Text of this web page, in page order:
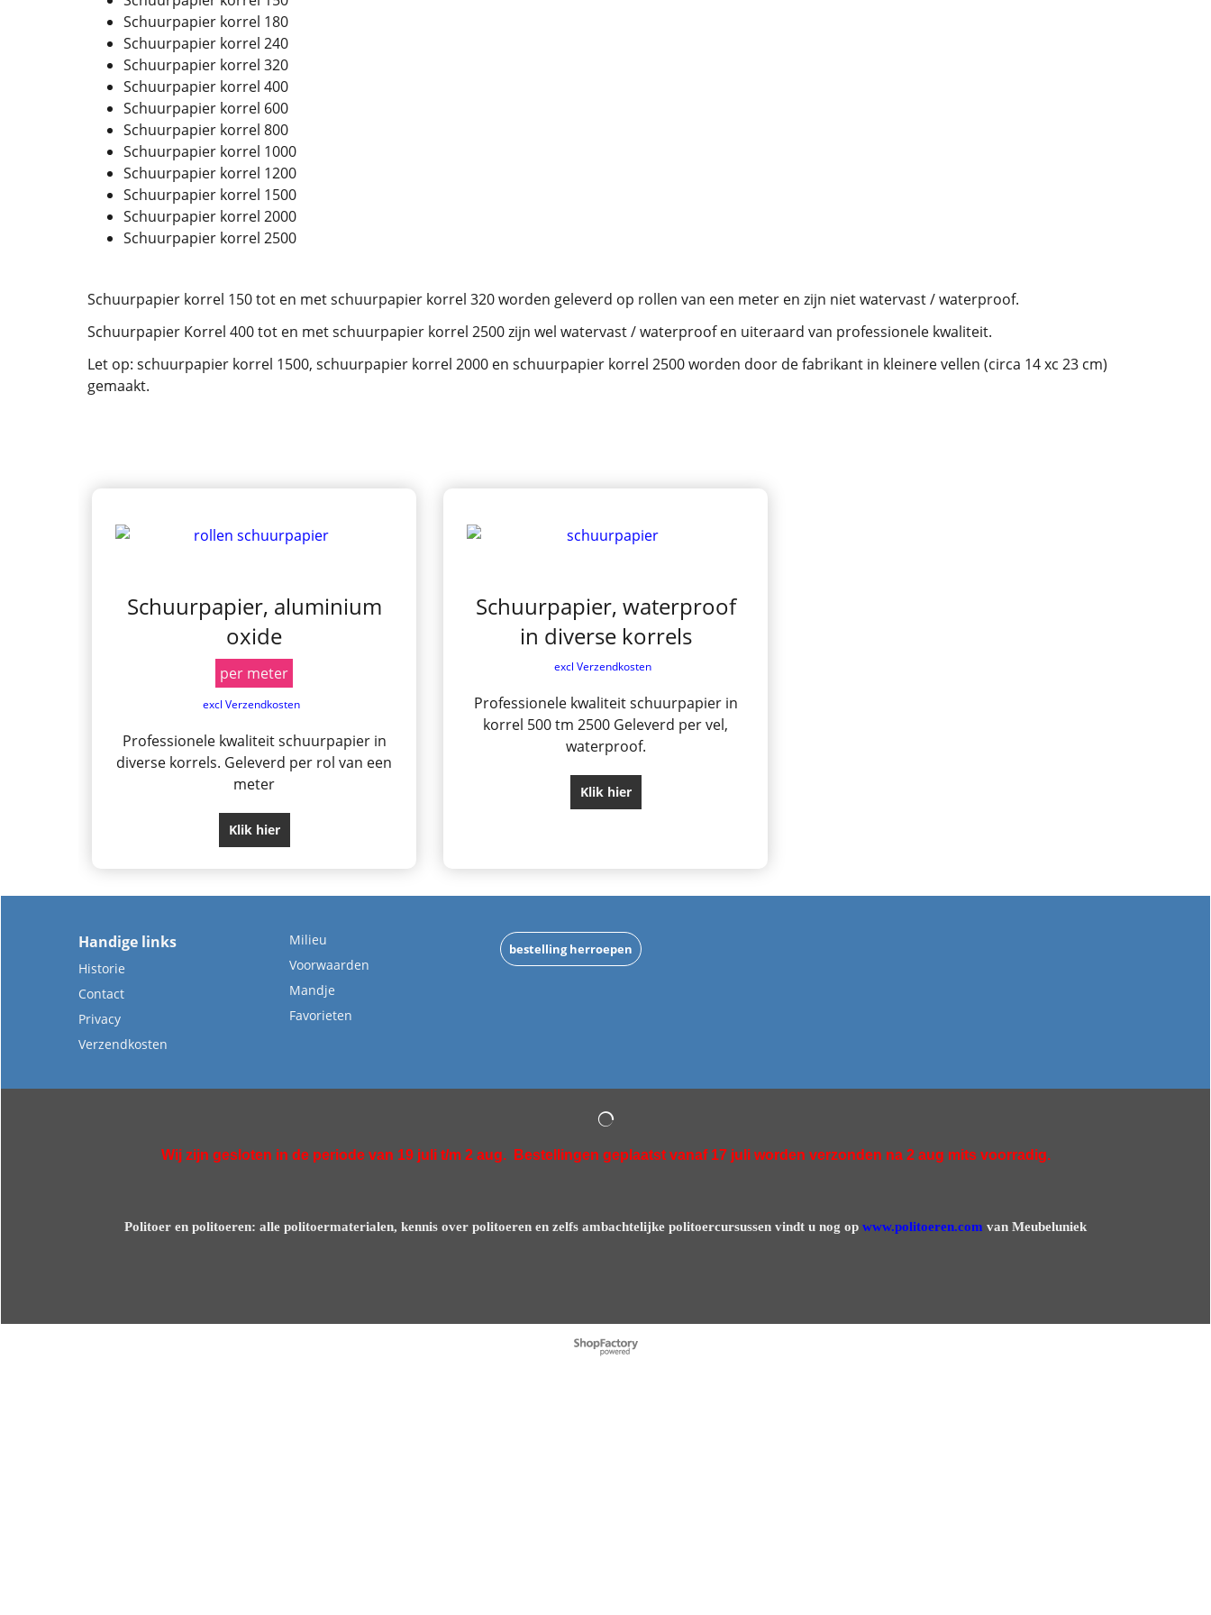
Schuurpapier korrel 180
Schuurpapier korrel 240
Schuurpapier korrel 320
Schuurpapier korrel 400
Schuurpapier korrel 600
Schuurpapier korrel 800
Schuurpapier korrel 1000
Schuurpapier korrel 1200
Schuurpapier korrel 1500
Schuurpapier korrel 2000
Schuurpapier korrel 2500
Schuurpapier korrel 150 tot en met schuurpapier korrel 320 worden geleverd op rollen van een meter en zijn niet watervast / waterproof.
Schuurpapier Korrel 400 tot en met schuurpapier korrel 2500 zijn wel watervast / waterproof en uiteraard van professionele kwaliteit.
Let op: schuurpapier korrel 1500, schuurpapier korrel 2000 en schuurpapier korrel 2500 worden door de fabrikant in kleinere vellen (circa 14 xc 23 cm)
gemaakt.
Schuurpapier, aluminium
oxide
per meter
excl Verzendkosten
Professionele kwaliteit schuurpapier in
diverse korrels. Geleverd per rol van een
meter
Klik hier
Schuurpapier, waterproof
in diverse korrels
excl Verzendkosten
Professionele kwaliteit schuurpapier in
korrel 500 tm 2500 Geleverd per vel,
waterproof.
Klik hier
Handige links
Historie
Contact
Privacy
Verzendkosten
Milieu
Voorwaarden
Mandje
Favorieten
bestelling herroepen
Wij zijn gesloten in de periode van 19 juli t/m 2 aug. Bestellingen geplaatst vanaf 17 juli worden verzonden na 2 aug mits voorradig.
Politoer en politoeren: alle politoermaterialen, kennis over politoeren en zelfs ambachtelijke politoercursussen vindt u nog op www.politoeren.com van Meubeluniek
Webwinkel gemaakt met
ShopFactory webwinkel